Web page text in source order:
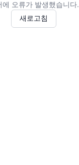
에 오류가 발생했습니다.
새로고침